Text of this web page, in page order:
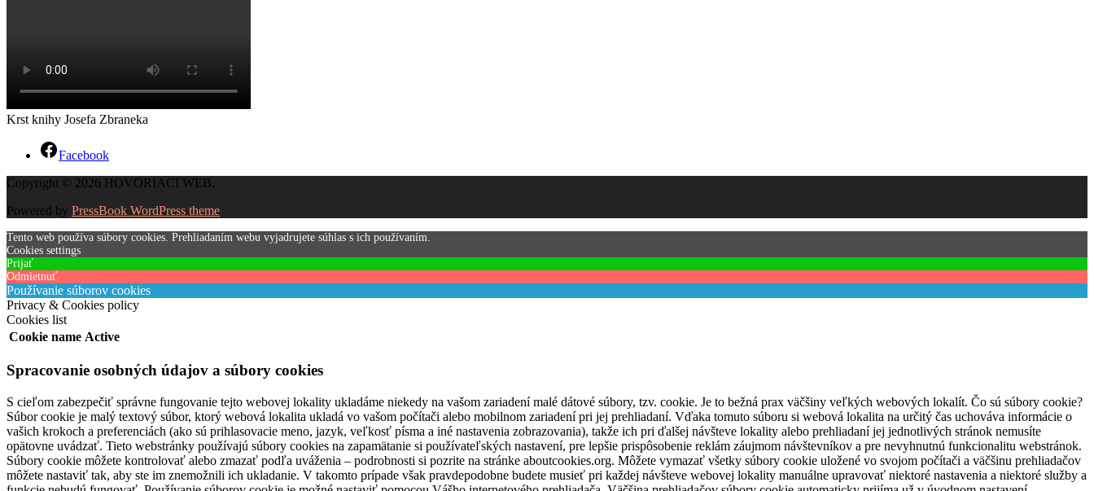
Krst knihy Josefa Zbraneka
Facebook
Copyright © 2026 HOVORIACI WEB.
Powered by PressBook WordPress theme
Tento web používa súbory cookies. Prehliadaním webu vyjadrujete súhlas s ich používaním.
Cookies settings
Prijať
Odmietnuť
Používanie súborov cookies
Privacy & Cookies policy
Cookies list
Cookie name Active
Spracovanie osobných údajov a súbory cookies
S cieľom zabezpečiť správne fungovanie tejto webovej lokality ukladáme niekedy na vašom zariadení malé dátové súbory, tzv. cookie. Je to bežná prax väčšiny veľkých webových lokalít. Čo sú súbory cookie?
Súbor cookie je malý textový súbor, ktorý webová lokalita ukladá vo vašom počítači alebo mobilnom zariadení pri jej prehliadaní. Vďaka tomuto súboru si webová lokalita na určitý čas uchováva informácie o
vašich krokoch a preferenciách (ako sú prihlasovacie meno, jazyk, veľkosť písma a iné nastavenia zobrazovania), takže ich pri ďalšej návšteve lokality alebo prehliadaní jej jednotlivých stránok nemusíte
opätovne uvádzať. Tieto webstránky používajú súbory cookies na zapamätanie si používateľských nastavení, pre lepšie prispôsobenie reklám záujmom návštevníkov a pre nevyhnutnú funkcionalitu webstránok.
Súbory cookie môžete kontrolovať alebo zmazať podľa uváženia – podrobnosti si pozrite na stránke aboutcookies.org. Môžete vymazať všetky súbory cookie uložené vo svojom počítači a väčšinu prehliadačov
môžete nastaviť tak, aby ste im znemožnili ich ukladanie. V takomto prípade však pravdepodobne budete musieť pri každej návšteve webovej lokality manuálne upravovať niektoré nastavenia a niektoré služby a